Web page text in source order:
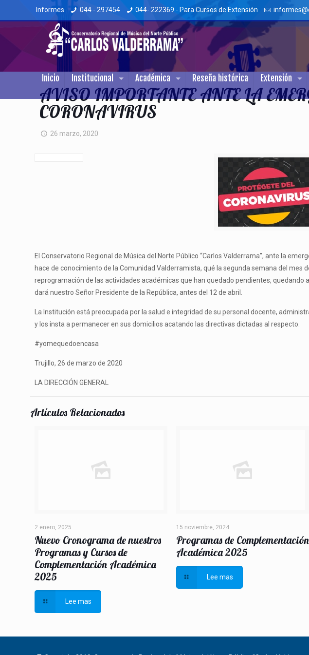
Informes 044 - 297454 044- 222369 - Para Cursos de Extensión
Inicio Institucional Académica Reseña histórica Extensión
AVISO IMPORTANTE ANTE LA
CORONAVIRUS
26 marzo, 2020
El Conservatorio Regional de Música del Norte Público “Carlos Valderrama”, ante la
hace de conocimiento de la Comunidad Valderramista, qué la segunda semana del mes
reprogramación de las actividades académicas que han quedado pendientes, quedando
dará nuestro Señor Presidente de la República, antes del 12 de abril.
La Institución está preocupada por la salud e integridad de su personal docente,
y los insta a permanecer en sus domicilios acatando las directivas dictadas al respecto.
#yomequedoencasa
Trujillo, 26 de marzo de 2020
LA DIRECCIÓN GENERAL
Artículos Relacionados
2 enero, 2025
Nuevo Cronograma de nuestros
Programas y Cursos de
Complementación Académica
2025
Lee mas
15 noviembre, 2024
Programas de Complementación
Académica 2025
Lee mas